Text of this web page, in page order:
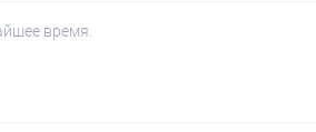
время.